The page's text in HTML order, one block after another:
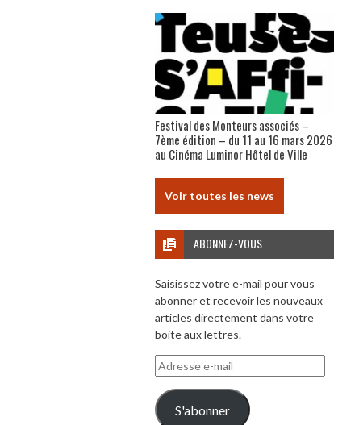
Festival des Monteurs associés –
7ème édition – du 11 au 16 mars 2026
au Cinéma Luminor Hôtel de Ville
Voir toutes les news
ABONNEZ-VOUS
Saisissez votre e-mail pour vous
abonner et recevoir les nouveaux
articles directement dans votre
boite aux lettres.
Adresse
e-
mail
S'abonner